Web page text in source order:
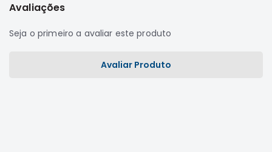
Câmbio
Elétrica
Avaliações
Seja o primeiro a avaliar este produto
Avaliar Produto